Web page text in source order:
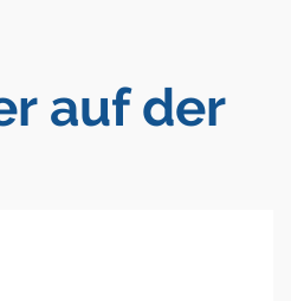
auf der